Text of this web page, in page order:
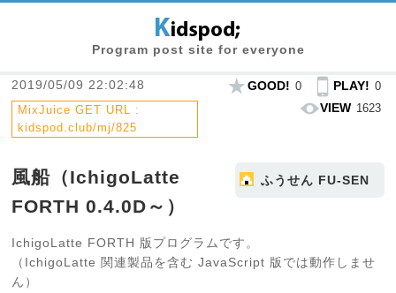
Program post site for everyone
2019/05/09 22:02:48
MixJuice GET URL :
kidspod.club/mj/825
GOOD! 0 PLAY! 0
VIEW 1623
ふうせん FU-SEN
風船（IchigoLatte
FORTH 0.4.0D～）
IchigoLatte FORTH 版プログラムです。
（IchigoLatte 関連製品を含む JavaScript 版では動作しませ
ん）